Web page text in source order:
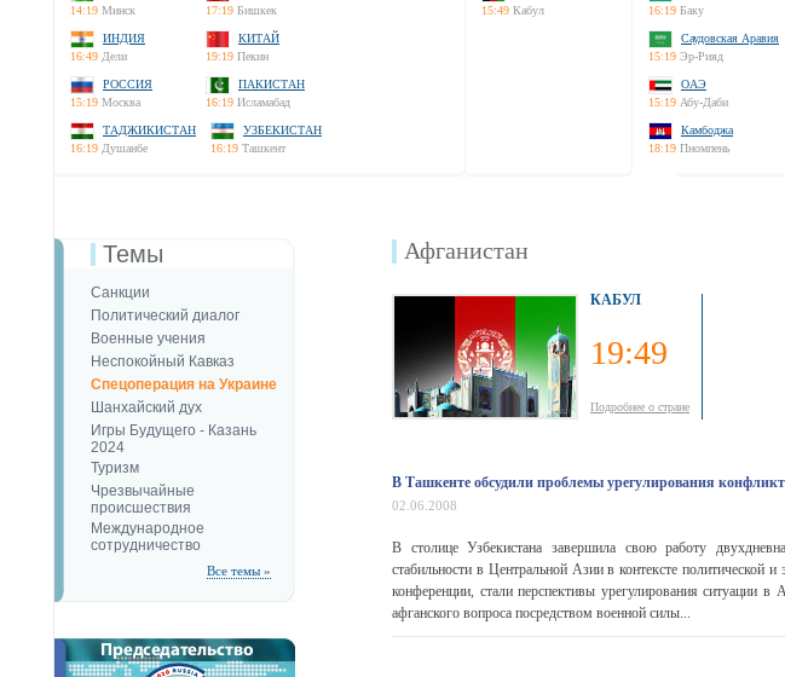
14:19 Минск
17:19 Бишкек
ИНДИЯ
16:49 Дели
КИТАЙ
19:19 Пекин
РОССИЯ
15:19 Москва
ПАКИСТАН
16:19 Исламабад
ТАДЖИКИСТАН
16:19 Душанбе
УЗБЕКИСТАН
16:19 Ташкент
15:49 Кабул
16:19 Баку
Саудовская Аравия
15:19 Эр-Рияд
ОАЭ
15:19 Абу-Даби
Камбоджа
18:19 Пномпень
Темы
Санкции
Политический диалог
Военные учения
Неспокойный Кавказ
Спецоперация на Украине
Шанхайский дух
Игры Будущего - Казань
2024
Туризм
Чрезвычайные
происшествия
Международное
сотрудничество
Все темы »
Афганистан
КАБУЛ
19:49
Подробнее о стране
В Ташкенте обсудили проблемы урегулирования
02.06.2008
В столице Узбекистана завершила свою работу
стабильности в Центральной Азии в контексте
конференции, стали перспективы урегулирования ситуации
афганского вопроса посредством военной силы...